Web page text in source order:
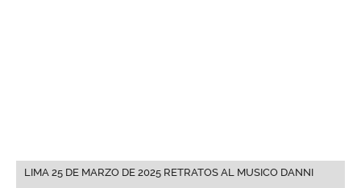
LIMA 25 DE MARZO DE 2025 RETRATOS AL MUSICO DANNI